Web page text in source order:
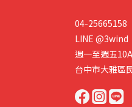
04-25665158
LINE @3wind
週一至週五
台中市大雅區